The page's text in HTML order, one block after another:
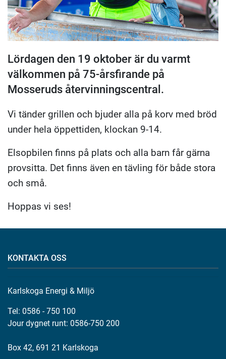
Lördagen den 19 oktober är du varmt
välkommen på 75-årsfirande på
Mosseruds återvinningscentral.
Vi tänder grillen och bjuder alla på korv med bröd
under hela öppettiden, klockan 9-14.
Elsopbilen finns på plats och alla barn får gärna
provsitta. Det finns även en tävling för både stora
och små.
Hoppas vi ses!
KONTAKTA OSS
Karlskoga Energi & Miljö
Tel: 0586 - 750 100
Jour dygnet runt: 0586-750 200
Box 42, 691 21 Karlskoga